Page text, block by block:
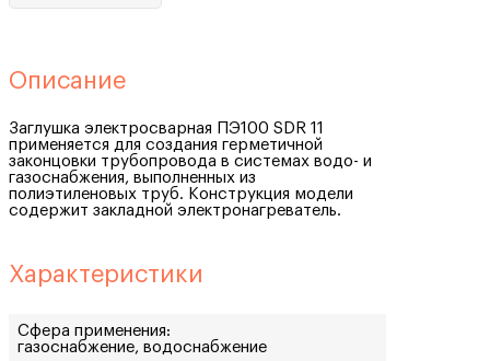
Описание
Заглушка электросварная ПЭ100 SDR 11
применяется для создания герметичной
законцовки трубопровода в системах водо- и
газоснабжения, выполненных из
полиэтиленовых труб. Конструкция модели
содержит закладной электронагреватель.
Характеристики
Сфера применения:
газоснабжение, водоснабжение